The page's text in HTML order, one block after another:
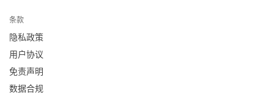
条款
隐私政策
用户协议
免责声明
数据合规